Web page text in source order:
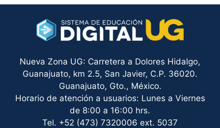
Nueva Zona UG: Carretera a Dolores Hidalgo,
Guanajuato, km 2.5, San Javier, C.P. 36020.
Guanajuato, Gto., México.
Horario de atención a usuarios: Lunes a Viernes
de 8:00 a 16:00 hrs.
Tel. +52 (473) 7320006 ext. 5037